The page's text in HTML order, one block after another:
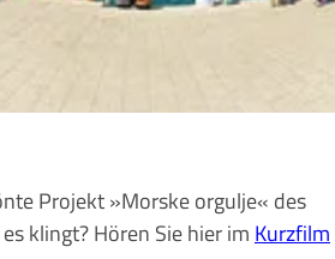
Projekt »Morske orgulje« des
klingt? Hören Sie hier im Kurzfilm